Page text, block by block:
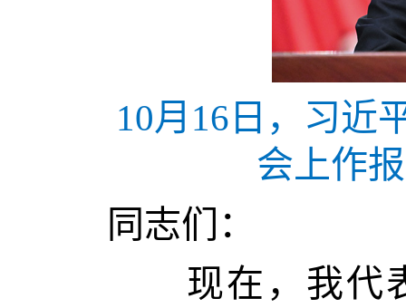
10月16日，习近
会上作
同志们：
现在，我代表